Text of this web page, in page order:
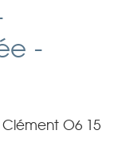
-
Clément O6 15